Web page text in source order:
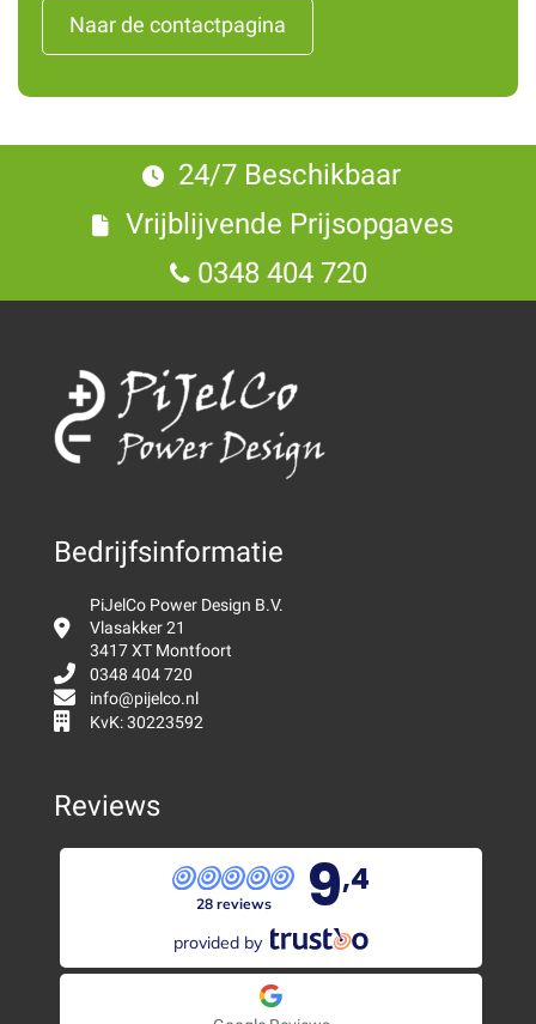
Naar de contactpagina
24/7 Beschikbaar
Vrijblijvende Prijsopgaves
0348 404 720
Bedrijfsinformatie
PiJelCo Power Design B.V.
Vlasakker 21
3417 XT Montfoort
0348 404 720
info@pijelco.nl
KvK: 30223592
Reviews
28 reviews 9,4
provided by